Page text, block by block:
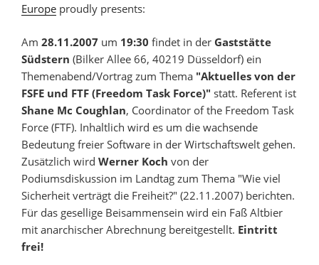
Europe proudly presents:
Am 28.11.2007 um 19:30 findet in der Gaststätte
Südstern (Bilker Allee 66, 40219 Düsseldorf) ein
Themenabend/Vortrag zum Thema "Aktuelles von der
FSFE und FTF (Freedom Task Force)" statt. Referent ist
Shane Mc Coughlan, Coordinator of the Freedom Task
Force (FTF). Inhaltlich wird es um die wachsende
Bedeutung freier Software in der Wirtschaftswelt gehen.
Zusätzlich wird Werner Koch von der
Podiumsdiskussion im Landtag zum Thema "Wie viel
Sicherheit verträgt die Freiheit?" (22.11.2007) berichten.
Für das gesellige Beisammensein wird ein Faß Altbier
mit anarchischer Abrechnung bereitgestellt. Eintritt
frei!